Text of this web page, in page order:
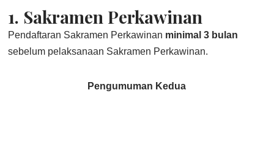
1. Sakramen Perkawinan
Pendaftaran Sakramen Perkawinan minimal 3 bulan
sebelum pelaksanaan Sakramen Perkawinan.
Pengumuman Kedua